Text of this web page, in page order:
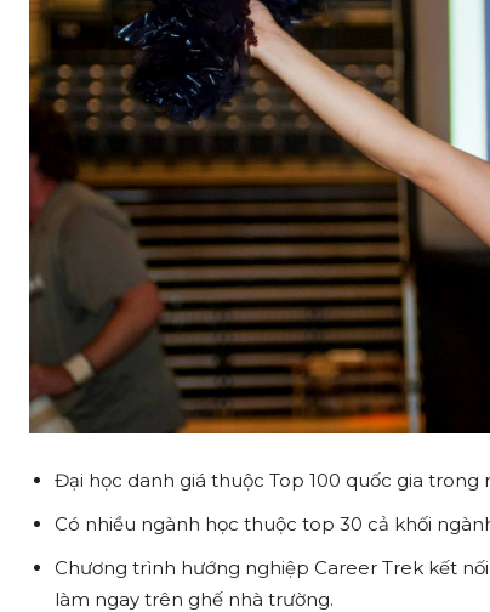
Đại học danh giá thuộc Top 100 quốc gia trong
Có nhiều ngành học thuộc top 30 cả khối
Chương trình hướng nghiệp Career Trek kết
làm ngay trên ghế nhà trường.